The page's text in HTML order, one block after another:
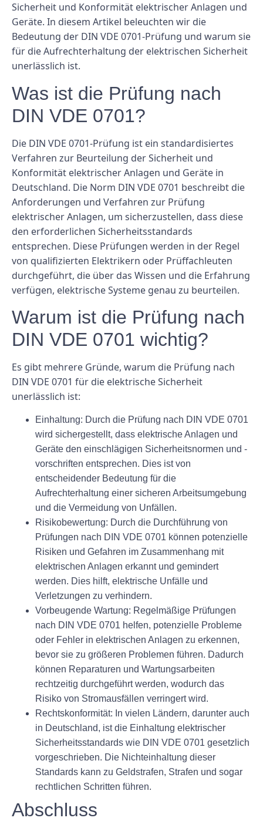
Sicherheit und Konformität elektrischer Anlagen und
Geräte. In diesem Artikel beleuchten wir die
Bedeutung der DIN VDE 0701-Prüfung und warum sie
für die Aufrechterhaltung der elektrischen Sicherheit
unerlässlich ist.
Was ist die Prüfung nach
DIN VDE 0701?
Die DIN VDE 0701-Prüfung ist ein standardisiertes
Verfahren zur Beurteilung der Sicherheit und
Konformität elektrischer Anlagen und Geräte in
Deutschland. Die Norm DIN VDE 0701 beschreibt die
Anforderungen und Verfahren zur Prüfung
elektrischer Anlagen, um sicherzustellen, dass diese
den erforderlichen Sicherheitsstandards
entsprechen. Diese Prüfungen werden in der Regel
von qualifizierten Elektrikern oder Prüffachleuten
durchgeführt, die über das Wissen und die Erfahrung
verfügen, elektrische Systeme genau zu beurteilen.
Warum ist die Prüfung nach
DIN VDE 0701 wichtig?
Es gibt mehrere Gründe, warum die Prüfung nach
DIN VDE 0701 für die elektrische Sicherheit
unerlässlich ist:
Einhaltung: Durch die Prüfung nach DIN VDE 0701
wird sichergestellt, dass elektrische Anlagen und
Geräte den einschlägigen Sicherheitsnormen und -
vorschriften entsprechen. Dies ist von
entscheidender Bedeutung für die
Aufrechterhaltung einer sicheren Arbeitsumgebung
und die Vermeidung von Unfällen.
Risikobewertung: Durch die Durchführung von
Prüfungen nach DIN VDE 0701 können potenzielle
Risiken und Gefahren im Zusammenhang mit
elektrischen Anlagen erkannt und gemindert
werden. Dies hilft, elektrische Unfälle und
Verletzungen zu verhindern.
Vorbeugende Wartung: Regelmäßige Prüfungen
nach DIN VDE 0701 helfen, potenzielle Probleme
oder Fehler in elektrischen Anlagen zu erkennen,
bevor sie zu größeren Problemen führen. Dadurch
können Reparaturen und Wartungsarbeiten
rechtzeitig durchgeführt werden, wodurch das
Risiko von Stromausfällen verringert wird.
Rechtskonformität: In vielen Ländern, darunter auch
in Deutschland, ist die Einhaltung elektrischer
Sicherheitsstandards wie DIN VDE 0701 gesetzlich
vorgeschrieben. Die Nichteinhaltung dieser
Standards kann zu Geldstrafen, Strafen und sogar
rechtlichen Schritten führen.
Abschluss